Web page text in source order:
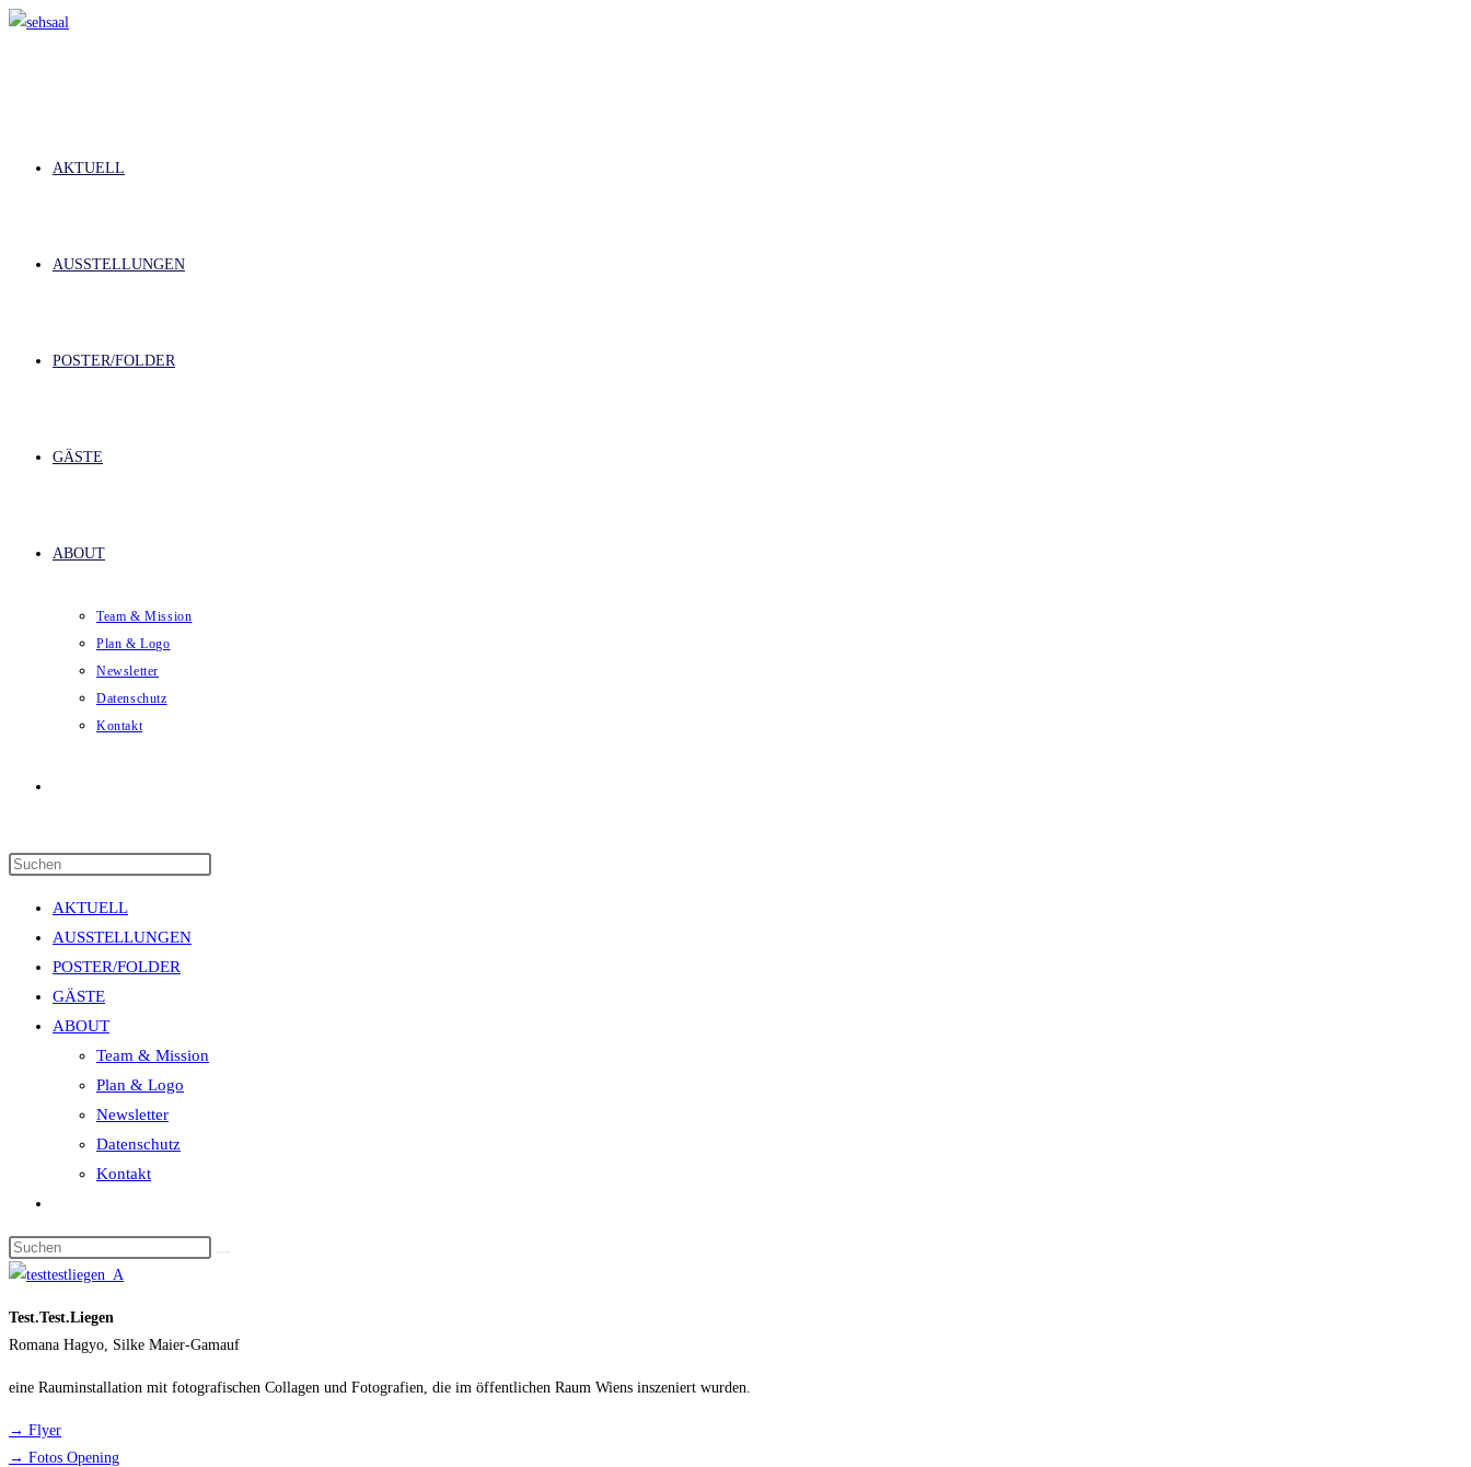
Zum
AKTUELL
AUSSTELLUNGEN
POSTER/FOLDER
GÄSTE
ABOUT
Team & Mission
Plan & Logo
Newsletter
Datenschutz
Kontakt
umschalten
AKTUELL
AUSSTELLUNGEN
POSTER/FOLDER
GÄSTE
ABOUT
Team & Mission
Plan & Logo
Newsletter
Datenschutz
Kontakt
umschalten
Diese
Website
Test.Test.Liegen
Romana Hagyo, Silke Maier-Gamauf
eine Rauminstallation mit foto­gra­fi­schen Collagen und Fotografien, die im öffentlichen Raum Wiens inszeniert wurden.
→ Flyer
→ Fotos Opening